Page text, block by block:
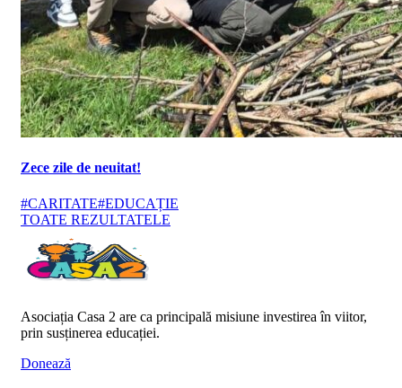
Zece zile de neuitat!
#CARITATE#EDUCAȚIE
TOATE REZULTATELE
Asociația Casa 2 are ca principală misiune investirea în viitor,
prin susținerea educației.
Donează